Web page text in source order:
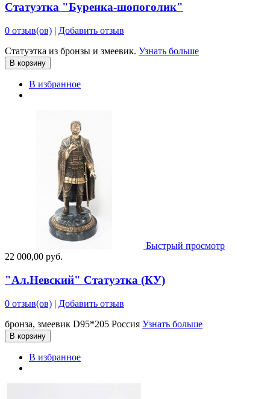
Статуэтка "Буренка-шопоголик"
0 отзыв(ов) | Добавить отзыв
Статуэтка из бронзы и змеевик. Узнать больше
В корзину
В избранное
Быстрый просмотр
22 000,00 руб.
"Ал.Невский" Статуэтка (КУ)
0 отзыв(ов) | Добавить отзыв
бронза, змеевик D95*205 Россия Узнать больше
В корзину
В избранное